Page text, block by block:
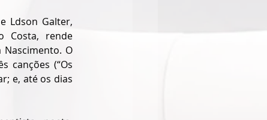
Ldson Galter,
Costa, rende
O
canções (“Os
e, até os dias